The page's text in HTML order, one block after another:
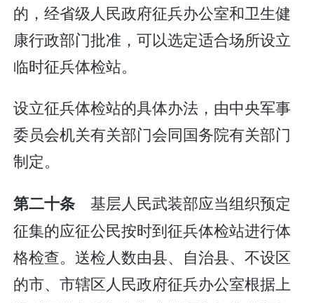
的，经省级人民政府征兵办公室和卫生健
康行政部门批准，可以选定适合场所设立
临时征兵体检站。
设立征兵体检站的具体办法，由中央军事
委员会机关有关部门会同国务院有关部门
制定。
第二十条 基层人民武装部应当组织预定
征集的应征公民按时到征兵体检站进行体
格检查。送检人数由县、自治县、不设区
的市、市辖区人民政府征兵办公室根据上